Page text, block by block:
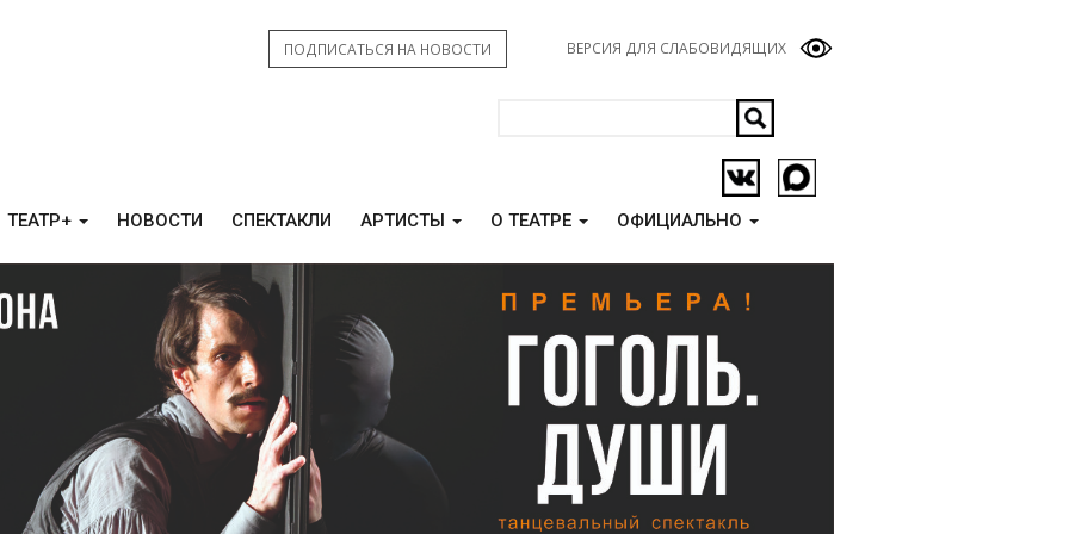
ВЕРСИЯ ДЛЯ СЛАБОВИДЯЩИХ
ПОДПИСАТЬСЯ НА НОВОСТИ
ТЕАТР+ НОВОСТИ СПЕКТАКЛИ АРТИСТЫ О ТЕАТРЕ ОФИЦИАЛЬНО
КОНТАКТЫ